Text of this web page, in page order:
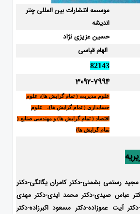
موسسه انتشارات بین المللی چتر
اندیشه
حسین عزیزی نژاد
الهام قیاسی
82143
3092-7994
علوم مدیریت ( تمام گرایش ها)، علوم
حسابداری ( تمام گرایش ها)، علوم
اقتصاد ( تمام گرایش ها) و مهندسی صنایع (
تمام گرایش ها)
مجید رستمی بشمنی-دکتر کامران یگانگی-دکتر
عباس صیدی-دکتر محمد ایدی-دکتر مهدی
آیت عموزاده-دکتر مسعود اکبرزاده-دکتر